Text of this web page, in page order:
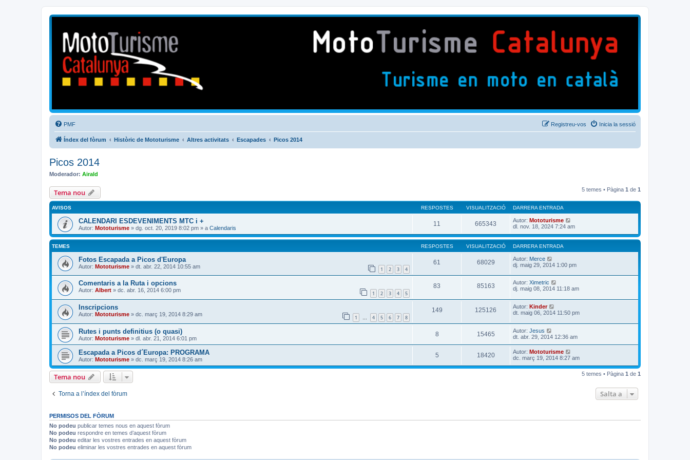
Mototurisme
Turisme en moto en català
PMF Inicia la sessió
Registreu-vos
Índex del fòrum Històric de Mototurisme Altres activitats Escapades Picos 2014
Picos 2014
Moderador: Airald
Tema nou 5 temes • Pàgina 1 de 1
AVISOS RESPOSTES VISUALITZACIÓ DARRERA ENTRADA
CALENDARI ESDEVENIMENTS MTC i +
Autor: Mototurisme » dg. oct. 20, 2019 8:02 pm » a Calendaris
11 665343 Autor: Mototurisme
dl. nov. 18, 2024 7:24 am
TEMES RESPOSTES VISUALITZACIÓ DARRERA ENTRADA
Fotos Escapada a Picos d'Europa
Autor: Mototurisme » dt. abr. 22, 2014 10:55 am 1 2 3 4
61 68029 Autor: Merce
dj. maig 29, 2014 1:00 pm
Comentaris a la Ruta i opcions
Autor: Albert » dc. abr. 16, 2014 6:00 pm 1 2 3 4 5
83 85163 Autor: Ximetric
dj. maig 08, 2014 11:18 am
Inscripcions
Autor: Mototurisme » dc. març 19, 2014 8:29 am 1 … 4 5 6 7 8
149 125126 Autor: Kinder
dt. maig 06, 2014 11:50 pm
Rutes i punts definitius (o quasi)
Autor: Mototurisme » dl. abr. 21, 2014 6:01 pm
8 15465 Autor: Jesus
dt. abr. 29, 2014 12:36 am
Escapada a Picos d´Europa: PROGRAMA
Autor: Mototurisme » dc. març 19, 2014 8:26 am
5 18420 Autor: Mototurisme
dc. març 19, 2014 8:27 am
Tema nou 5 temes • Pàgina 1 de 1
Torna a l’índex del fòrum Salta a
PERMISOS DEL FÒRUM
No podeu publicar temes nous en aquest fòrum
No podeu respondre en temes d’aquest fòrum
No podeu editar les vostres entrades en aquest fòrum
No podeu eliminar les vostres entrades en aquest fòrum